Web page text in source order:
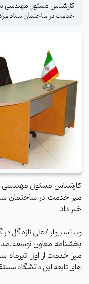
کارشناس مسئول مهندسی
خدمت در ساختمان ستاد
کارشناس مسئول مهندسی
میز خدمت در ساختمان
خبر داد.
وبدا سبزوار / علی تازه گل
بخشنامه معاون
میز خدمت از اول تیرماه
های تابعهاین دانشگاه